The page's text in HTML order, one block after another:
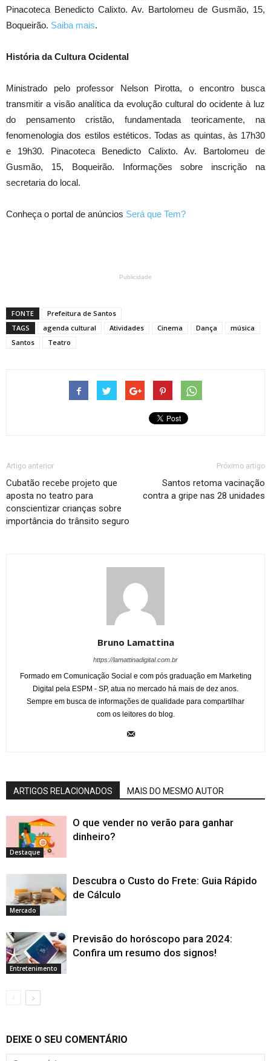
Pinacoteca Benedicto Calixto. Av. Bartolomeu de Gusmão, 15,
Boqueirão. Saiba mais.
História da Cultura Ocidental
Ministrado pelo professor Nelson Pirotta, o encontro busca
transmitir a visão analítica da evolução cultural do ocidente à luz
do pensamento cristão, fundamentada teoricamente, na
fenomenologia dos estilos estéticos. Todas as quintas, às 17h30
e 19h30. Pinacoteca Benedicto Calixto. Av. Bartolomeu de
Gusmão, 15, Boqueirão. Informações sobre inscrição na
secretaria do local.
Conheça o portal de anúncios Será que Tem?
Publicidade
FONTE
Prefeitura de Santos
TAGS
agenda cultural Atividades Cinema Dança
música
Santos
Teatro
Artigo anterior
Cubatão recebe projeto que
aposta no teatro para
conscientizar crianças sobre
importância do trânsito seguro
Próximo artigo
Santos retoma vacinação
contra a gripe nas 28 unidades
Bruno Lamattina
https://lamattinadigital.com.br
Formado em Comunicação Social e com pós graduação em Marketing
Digital pela ESPM - SP, atua no mercado há mais de dez anos.
Sempre em busca de informações de qualidade para compartilhar
com os leitores do blog.
ARTIGOS RELACIONADOS MAIS DO MESMO AUTOR
Destaque
O que vender no verão para ganhar
dinheiro?
Mercado
Descubra o Custo do Frete: Guia Rápido
de Cálculo
Entretenimento
Previsão do horóscopo para 2024:
Confira um resumo dos signos!
DEIXE O SEU COMENTÁRIO